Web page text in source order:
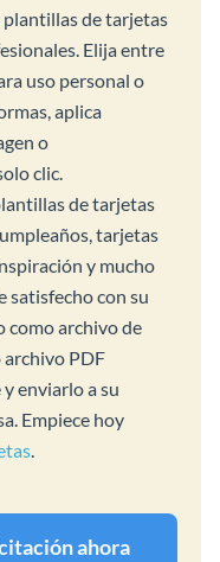
plantillas de tarjetas
Elija entre
uso personal o
aplica
o
clic.
de tarjetas
tarjetas
y mucho
satisfecho con su
como archivo de
archivo PDF
enviarlo a su
Empiece hoy
ahora